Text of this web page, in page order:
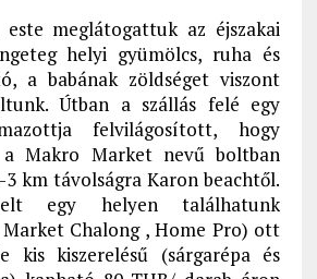
este meglátogattuk az éjszakai
helyi gyümölcs, ruha és
a babának zöldséget viszont
Útban a szállás felé egy
felvilágosított, hogy
a Makro Market nevű boltban
km távolságra Karon beachtől.
egy helyen találhatunk
Chalong , Home Pro) ott
kis kiszerelésű (sárgarépa és